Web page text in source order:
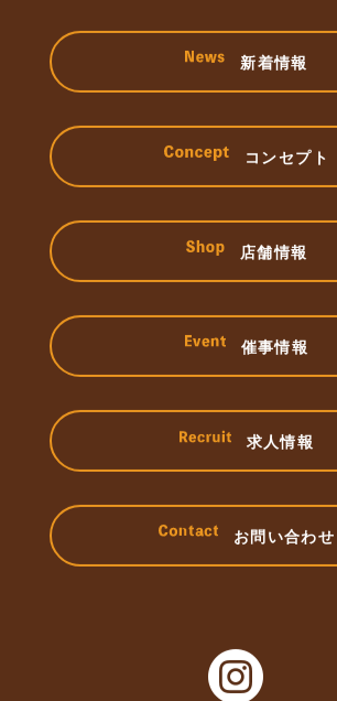
新着情報
コンセプト
店舗情報
催事情報
求人情報
お問い合わせ